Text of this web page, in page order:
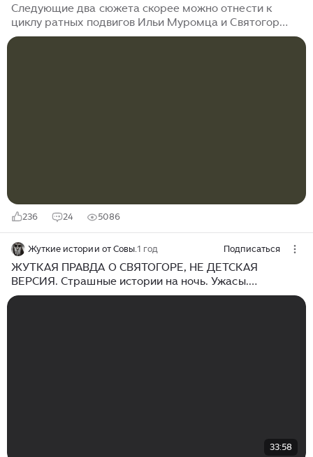
Следующие два сюжета скорее можно отнести к
циклу ратных подвигов Ильи Муромца и Святогор
выступает в них лишь как второстепенное
236 24 5086
Жуткие истории от Совы.1 год Подписаться
ЖУТКАЯ ПРАВДА О СВЯТОГОРЕ, НЕ ДЕТСКАЯ
ВЕРСИЯ. Страшные истории на ночь. Ужасы.
Фольклор. Былины.
33:58